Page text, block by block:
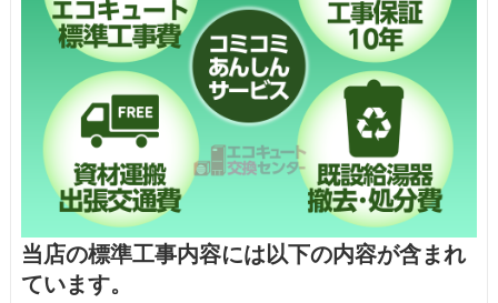
当店の標準工事内容には以下の内容が含まれ
ています。